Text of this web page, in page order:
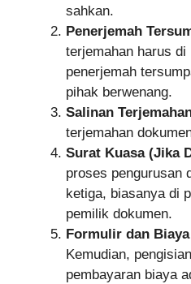
sahkan.
Penerjemah
terjemahan harus di
penerjemah
pihak berwenang.
Salinan
terjemahan
Surat Kuasa (Jika
proses pengurusan
ketiga, biasanya di
pemilik dokumen.
Formulir dan
Kemudian,
pembayaran biaya